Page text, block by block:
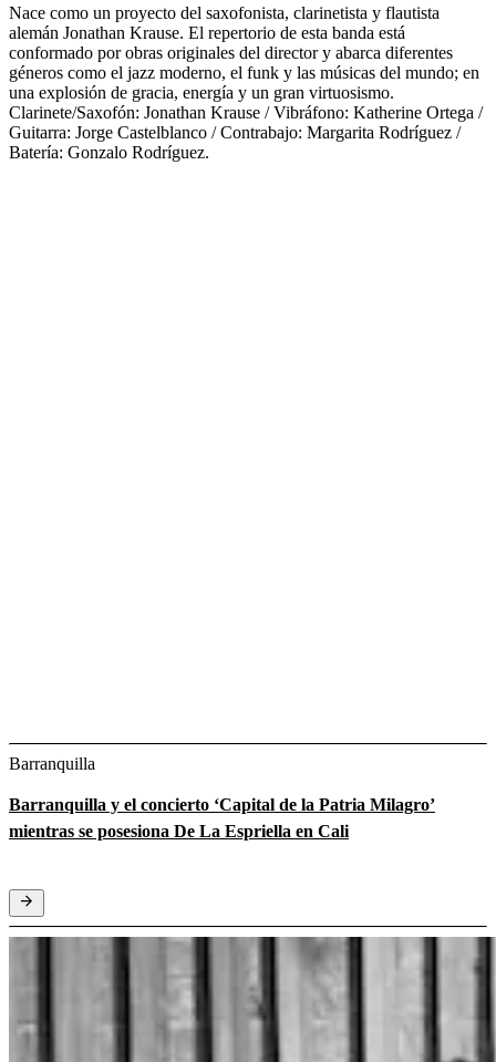
Nace como un proyecto del saxofonista, clarinetista y flautista
alemán Jonathan Krause. El repertorio de esta banda está
conformado por obras originales del director y abarca diferentes
géneros como el jazz moderno, el funk y las músicas del mundo; en
una explosión de gracia, energía y un gran virtuosismo.
Clarinete/Saxofón: Jonathan Krause / Vibráfono: Katherine Ortega /
Guitarra: Jorge Castelblanco / Contrabajo: Margarita Rodríguez /
Batería: Gonzalo Rodríguez.
Barranquilla
Barranquilla y el concierto ‘Capital de la Patria Milagro’
mientras se posesiona De La Espriella en Cali